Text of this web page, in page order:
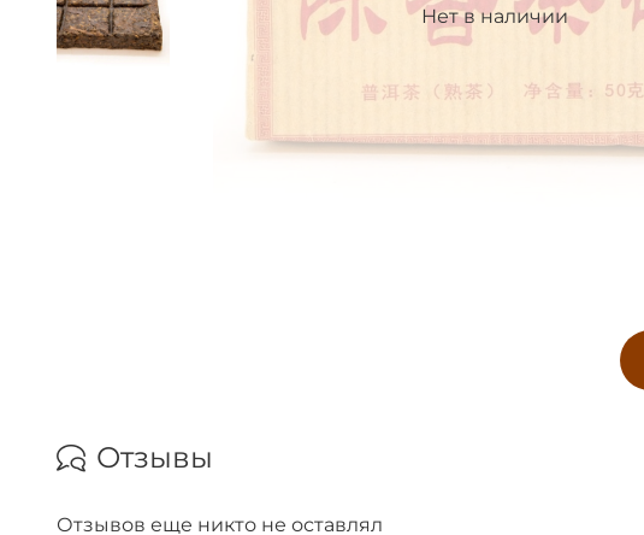
Нет в наличии
Отзывы
Отзывов еще никто не оставлял